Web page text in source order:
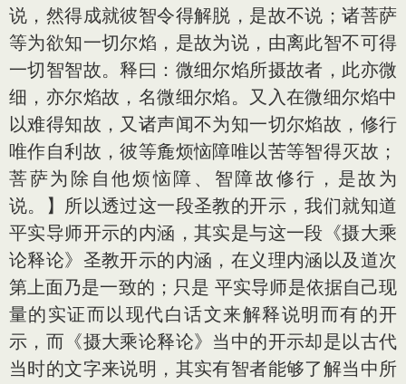
说，然得成就彼智令得解脱，是故不说；诸菩萨
等为欲知一切尔焰，是故为说，由离此智不可得
一切智智故。释曰：微细尔焰所摄故者，此亦微
细，亦尔焰故，名微细尔焰。又入在微细尔焰中
以难得知故，又诸声闻不为知一切尔焰故，修行
唯作自利故，彼等麁烦恼障唯以苦等智得灭故；
菩萨为除自他烦恼障、智障故修行，是故为
说。】所以透过这一段圣教的开示，我们就知道
平实导师开示的内涵，其实是与这一段《摄大乘
论释论》圣教开示的内涵，在义理内涵以及道次
第上面乃是一致的；只是 平实导师是依据自己现
量的实证而以现代白话文来解释说明而有的开
示，而《摄大乘论释论》当中的开示却是以古代
当时的文字来说明，其实有智者能够了解当中所